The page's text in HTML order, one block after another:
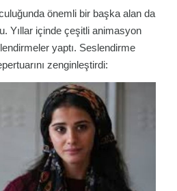
önemli bir başka alan da
Yıllar içinde çeşitli animasyon
yaptı. Seslendirme
zenginleştirdi: